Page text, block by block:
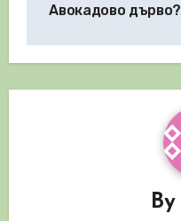
Авокадово дърво?
By